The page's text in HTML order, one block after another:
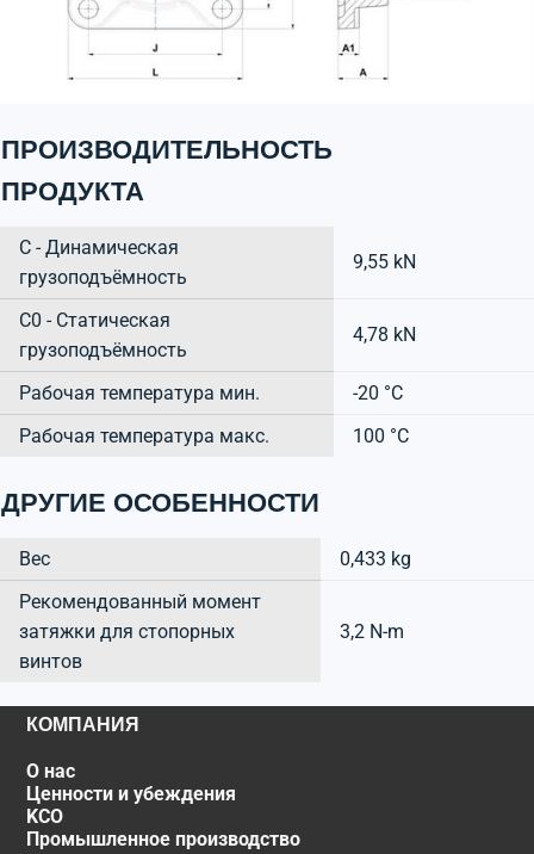
ПРОИЗВОДИТЕЛЬНОСТЬ
ПРОДУКТА
C - Динамическая
грузоподъёмность
9,55 kN
C0 - Статическая
грузоподъёмность
4,78 kN
Рабочая температура мин.
-20 °C
Рабочая температура макс.
100 °C
ДРУГИЕ ОСОБЕННОСТИ
Вес
0,433 kg
Рекомендованный момент
затяжки для стопорных
винтов
3,2 N-m
КОМПАНИЯ
О нас
Ценности и убеждения
KCO
Промышленное производство